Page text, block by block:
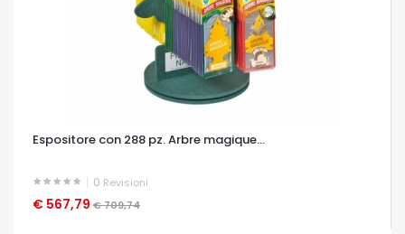
Espositore con 288 pz. Arbre magique...
0 Revisioni
€ 567,79 € 709,74
OCCHIATA VELOCE